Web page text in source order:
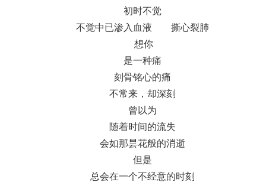
初时不觉
不觉中已渗入血液 撕心裂肺
想你
是一种痛
刻骨铭心的痛
不常来，却深刻
曾以为
随着时间的流失
会如那昙花般的消逝
但是
总会在一个不经意的时刻